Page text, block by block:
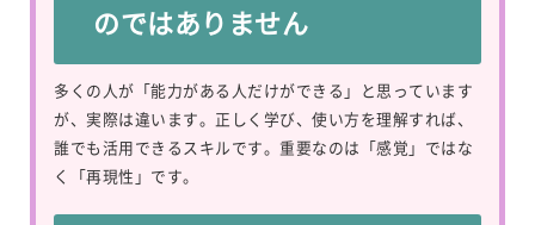
のではありません
多くの人が「能力がある人だけができる」と思っています
が、実際は違います。正しく学び、使い方を理解すれば、
誰でも活用できるスキルです。重要なのは「感覚」ではな
く「再現性」です。